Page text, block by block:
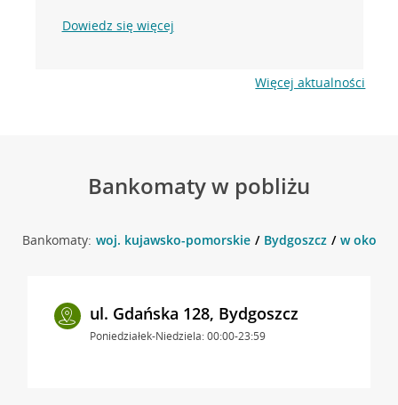
Dowiedz się więcej
Więcej aktualności
Bankomaty w pobliżu
Bankomaty: woj. kujawsko-pomorskie Bydgoszcz w
ul. Gdańska 128, Bydgoszcz
Poniedziałek-Niedziela: 00:00-23:59